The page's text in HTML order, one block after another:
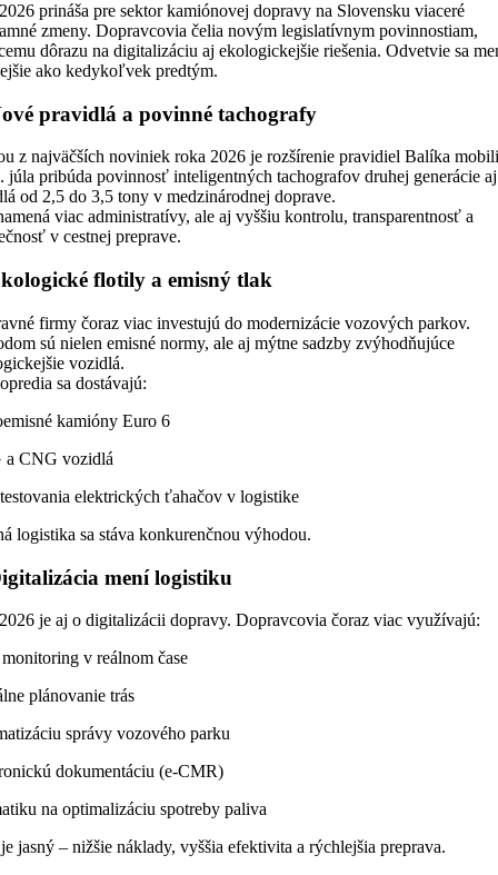
prináša pre sektor kamiónovej dopravy na Slovensku viaceré
zmeny. Dopravcovia čelia novým legislatívnym povinnostiam,
dôrazu na digitalizáciu aj ekologickejšie riešenia. Odvetvie sa
ako kedykoľvek predtým.
pravidlá a povinné tachografy
z najväčších noviniek roka 2026 je rozšírenie pravidiel Balíka
júla pribúda povinnosť inteligentných tachografov druhej generácie
od 2,5 do 3,5 tony v medzinárodnej doprave.
viac administratívy, ale aj vyššiu kontrolu, transparentnosť a
v cestnej preprave.
flotily a emisný tlak
firmy čoraz viac investujú do modernizácie vozových parkov.
sú nielen emisné normy, ale aj mýtne sadzby zvýhodňujúce
vozidlá.
sa dostávajú:
kamióny Euro 6
a CNG vozidlá
elektrických ťahačov v logistike
logistika sa stáva konkurenčnou výhodou.
mení logistiku
je aj o digitalizácii dopravy. Dopravcovia čoraz viac využívajú:
v reálnom čase
plánovanie trás
správy vozového parku
dokumentáciu (e-CMR)
na optimalizáciu spotreby paliva
jasný – nižšie náklady, vyššia efektivita a rýchlejšia preprava.